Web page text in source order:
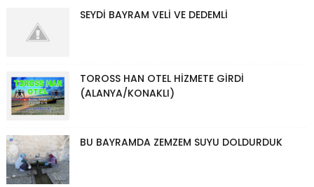
SEYDİ BAYRAM VELİ VE DEDEMLİ
TOROSS HAN OTEL HİZMETE GİRDİ
(ALANYA/KONAKLI)
BU BAYRAMDA ZEMZEM SUYU DOLDURDUK